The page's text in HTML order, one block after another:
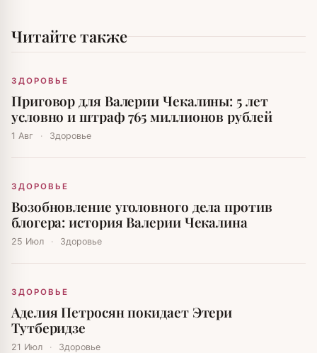
Читайте также
ЗДОРОВЬЕ
Приговор для Валерии Чекалины: 5 лет
условно и штраф 765 миллионов рублей
1 Авг · Здоровье
ЗДОРОВЬЕ
Возобновление уголовного дела против
блогера: история Валерии Чекалина
25 Июл · Здоровье
ЗДОРОВЬЕ
Аделия Петросян покидает Этери
Тутберидзе
21 Июл · Здоровье